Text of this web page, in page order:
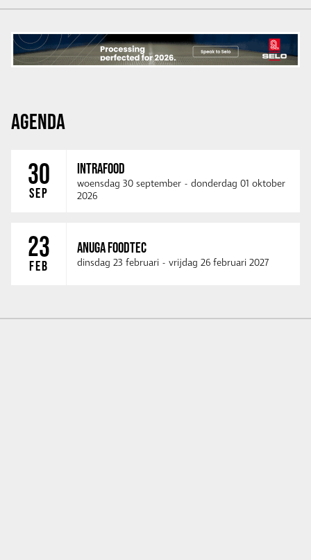
AGENDA
30
SEP
INTRAFOOD
woensdag 30 september - donderdag 01 oktober
2026
23
FEB
ANUGA FOODTEC
dinsdag 23 februari - vrijdag 26 februari 2027